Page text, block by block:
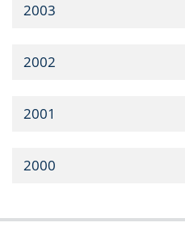
2003
2002
2001
2000